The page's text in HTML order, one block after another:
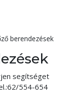
berendezések
segítséget
554-654